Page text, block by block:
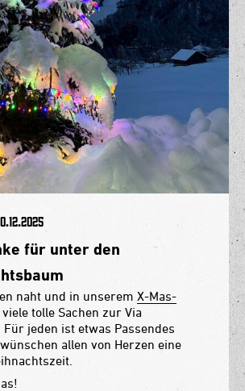
für unter den
naht und in unserem X-Mas-
tolle Sachen zur Via
Für jeden ist etwas Passendes
allen von Herzen eine